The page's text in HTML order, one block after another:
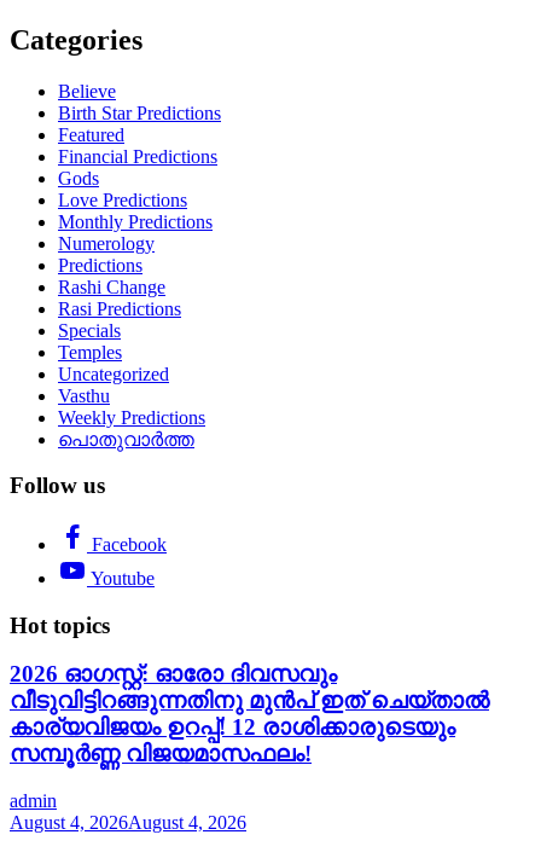
Categories
Believe
Birth Star Predictions
Featured
Financial Predictions
Gods
Love Predictions
Monthly Predictions
Numerology
Predictions
Rashi Change
Rasi Predictions
Specials
Temples
Uncategorized
Vasthu
Weekly Predictions
പൊതുവാർത്ത
Follow us
Facebook
Youtube
Hot topics
2026 ഓഗസ്റ്റ്: ഓരോ ദിവസവും
വീടുവിട്ടിറങ്ങുന്നതിനു മുൻപ് ഇത് ചെയ്താൽ
കാര്യവിജയം ഉറപ്പ്! 12 രാശിക്കാരുടെയും
സമ്പൂർണ്ണ വിജയമാസഫലം!
admin
August 4, 2026August 4, 2026